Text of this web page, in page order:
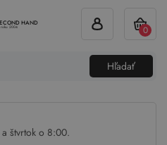
HAND
2004
Hľadať
0
štvrtok o 8:00.